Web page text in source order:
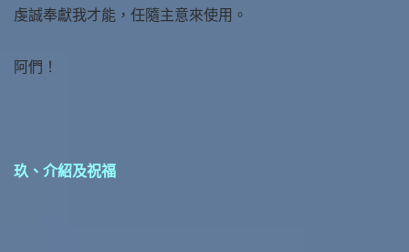
虔誠奉獻我才能，任隨主意來使用。
阿們！
玖、介紹及祝福